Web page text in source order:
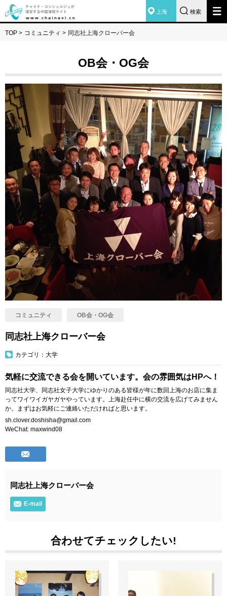
上海 検索
TOP > コミュニティ > 同志社上海クローバー会
OB会・OG会
コミュニティ OB会・OG会
同志社上海クローバー会
カテゴリ：大学
気軽に交流できる会を開いています。会の雰囲気はHPへ！
同志社大学、同志社女子大学にゆかりのある皆様が年に数回上海のお店に集ま
ってワイワイガヤガヤやっています。上海赴任中に横の交流を広げてみません
か。まずはお気軽にご連絡いただければと思います。
sh.clover.doshisha@gmail.com
WeChat: maxwind08
同志社上海クローバー会
E-mail
合わせてチェックしたい!